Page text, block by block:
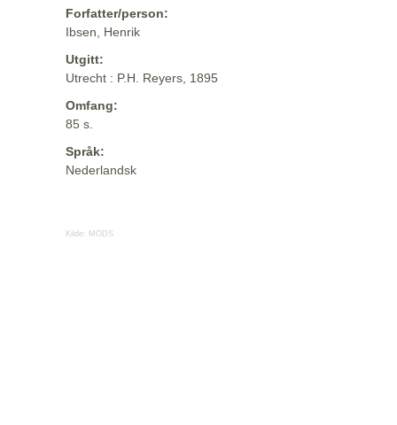
Forfatter/person:
Ibsen, Henrik
Utgitt:
Utrecht : P.H. Reyers, 1895
Omfang:
85 s.
Språk:
Nederlandsk
Kilde: MODS